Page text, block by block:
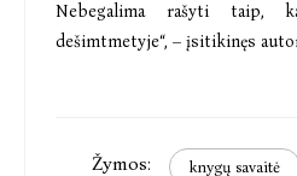
Nebegalima rašyti taip,
dešimtmetyje“, – įsitikinęs
Žymos: knygų savaitė